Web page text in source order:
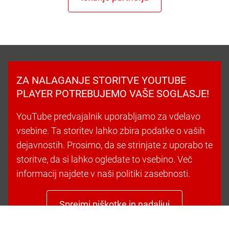
ZA NALAGANJE STORITVE YOUTUBE
PLAYER POTREBUJEMO VAŠE SOGLASJE!
YouTube predvajalnik uporabljamo za vdelavo
vsebine. Ta storitev lahko zbira podatke o vaših
dejavnostih. Prosimo, da se strinjate z uporabo te
storitve, da si lahko ogledate to vsebino. Več
informacij najdete v naši politiki zasebnosti.
Sprejmi piškotke in nadaljuj